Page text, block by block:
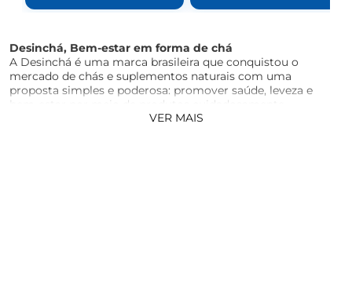
Desinchá, Bem-estar em forma de chá
A Desinchá é uma marca brasileira que conquistou o
mercado de chás e suplementos naturais com uma
proposta simples e poderosa: promover saúde, leveza e
bem-estar por meio de produtos cuidadosamente
desenvolvidos com ingredientes naturais e de alta
VER MAIS